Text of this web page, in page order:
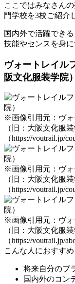
ここではみなさん
門学校を3校ご紹介
国内外で活躍できる
技能やセンスを身
ヴォートレイル
阪文化服装学院）
※画像引用元：ヴ
（旧：大阪文化服
（https://voutrail.jp/
※画像引用元：ヴ
（旧：大阪文化服
（https://voutrail.jp/
※画像引用元：ヴ
（旧：大阪文化服
（https://voutrail.jp/
こんな人におすすめ
将来自分のブ
国内外のコン